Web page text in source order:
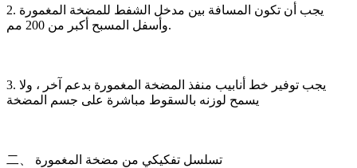
2. يجب أن تكون المسافة بين مدخل الشفط للمضخة المغمورة
وأسفل المسبح أكبر من 200 مم.
3. يجب توفير خط أنابيب منفذ المضخة المغمورة بدعم آخر ، ولا
يسمح لوزنه بالسقوط مباشرة على جسم المضخة
二、 تسلسل تفكيكي من مضخة المغمورة